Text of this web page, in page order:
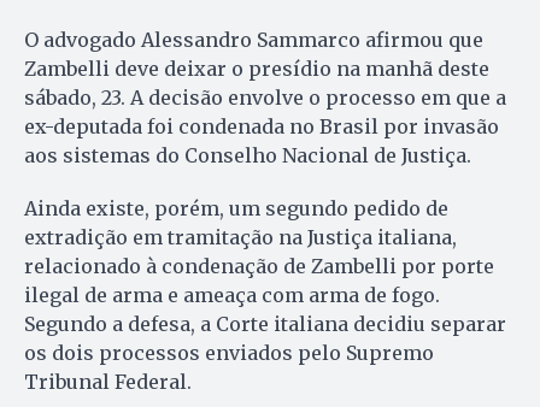
O advogado Alessandro Sammarco afirmou que
Zambelli deve deixar o presídio na manhã deste
sábado, 23. A decisão envolve o processo em que a
ex-deputada foi condenada no Brasil por invasão
aos sistemas do Conselho Nacional de Justiça.
Ainda existe, porém, um segundo pedido de
extradição em tramitação na Justiça italiana,
relacionado à condenação de Zambelli por porte
ilegal de arma e ameaça com arma de fogo.
Segundo a defesa, a Corte italiana decidiu separar
os dois processos enviados pelo Supremo
Tribunal Federal.